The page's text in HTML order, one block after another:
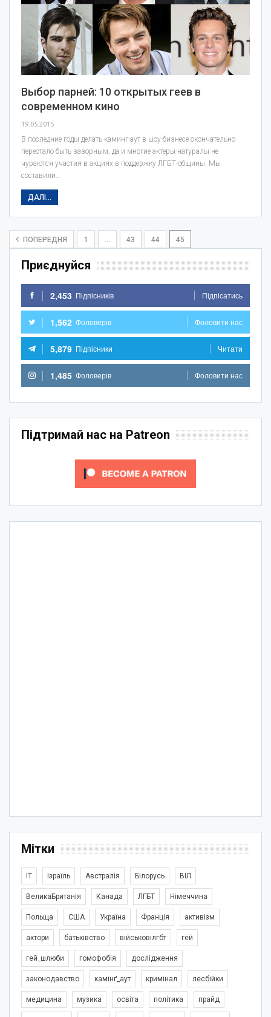
Выбор парней: 10 открытых геев в
современном кино
19.05.2015
В последние годы делать каминг-аут в шоу-бизнесе окончательно
перестало быть зазорным, да и многие актеры-натуралы не
чураются участия в акциях в поддержку ЛГБТ-общины. Мы
составили…
ДАЛІ...
ПОПЕРЕДНЯ 1 … 43 44 45
Приєднуйся
2,453 Підпісників Підпісатись
1,562 Фоловерів Фоловити нас
5,879 Підпісники Читати
1,485 Фоловерів Фоловити нас
Підтримай нас на Patreon
Мітки
IT Ізраїль Австралія Білорусь ВІЛ
ВеликаБританія Канада ЛГБТ Німеччина
Польща США Україна Франція активізм
актори батьківство військовілгбт гей
гей_шлюби гомофобія дослідження
законодавство камінґ_аут кримінал лесбійки
медицина музика освіта політика прайд